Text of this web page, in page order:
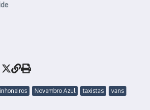
Novembro Azul taxistas vans